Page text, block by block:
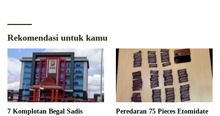
Rekomendasi untuk kamu
7 Komplotan Begal Sadis
Peredaran 75 Pieces Etomidate